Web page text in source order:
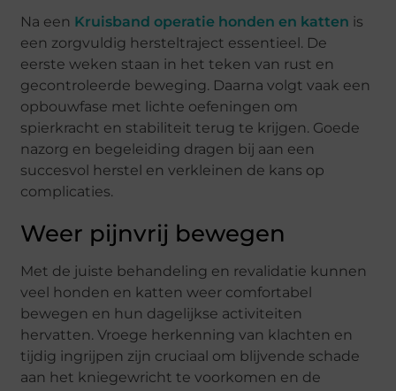
Na een Kruisband operatie honden en katten is
een zorgvuldig hersteltraject essentieel. De
eerste weken staan in het teken van rust en
gecontroleerde beweging. Daarna volgt vaak een
opbouwfase met lichte oefeningen om
spierkracht en stabiliteit terug te krijgen. Goede
nazorg en begeleiding dragen bij aan een
succesvol herstel en verkleinen de kans op
complicaties.
Weer pijnvrij bewegen
Met de juiste behandeling en revalidatie kunnen
veel honden en katten weer comfortabel
bewegen en hun dagelijkse activiteiten
hervatten. Vroege herkenning van klachten en
tijdig ingrijpen zijn cruciaal om blijvende schade
aan het kniegewricht te voorkomen en de